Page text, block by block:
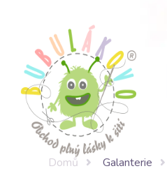
Domů Galanterie